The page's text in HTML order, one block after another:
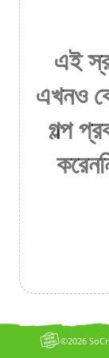
এই
এখনও
গল্প
©2026